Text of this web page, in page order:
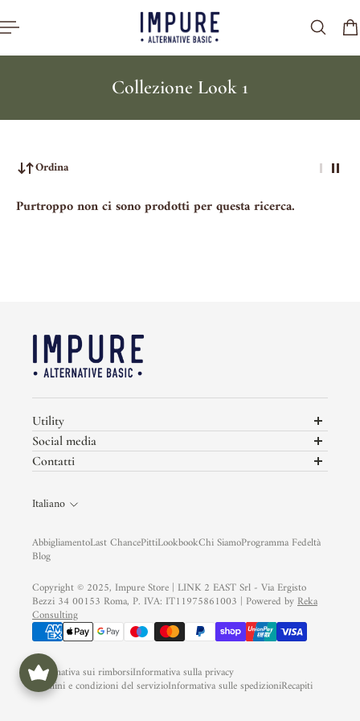
contenuto
Collezione Look 1
Ordina
Purtroppo non ci sono prodotti per questa ricerca.
Utility
Programma Fedeltà
Termini e Condizioni
Privacy Policy
Garanzia Trusted Shops
Ready to Wear
Modulo di Reso
Social media
Non perderti i nuovi Look in uscita di Impure sui nostri social
Contatti
Italiano
AbbigliamentoLast ChancePittiLookbookChi SiamoProgramma Fedeltà
Blog
Copyright © 2025, Impure Store | LINK 2 EAST Srl - Via Ergisto
Bezzi 34 00153 Roma, P. IVA: IT11975861003 | Powered byReka
Consulting
Informativa sui rimborsiInformativa sulla privacy
Termini e condizioni del servizioInformativa sulle spedizioniRecapiti